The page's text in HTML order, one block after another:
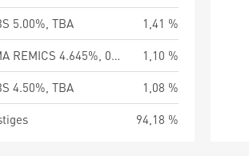
5.00%, TBA
1,41 %
FNMA REMICS 4.645%, 02/25/55
1,10 %
4.50%, TBA
1,08 %
94,18 %